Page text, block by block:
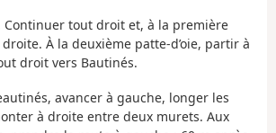
Continuer tout droit et, à la première
droite. À la deuxième patte-d’oie, partir à
droit vers Bautinés.
avancer à gauche, longer les
à droite entre deux murets. Aux